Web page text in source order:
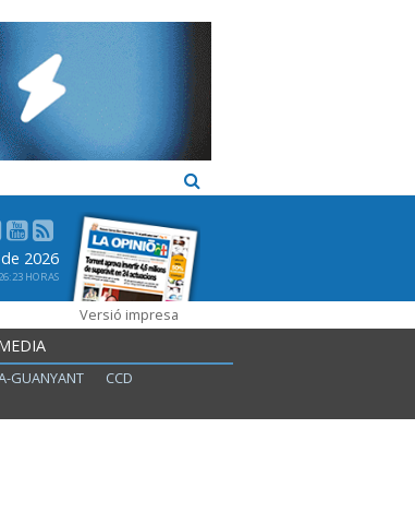
2026
HORAS
Versió impresa
GUANYANT
CCD